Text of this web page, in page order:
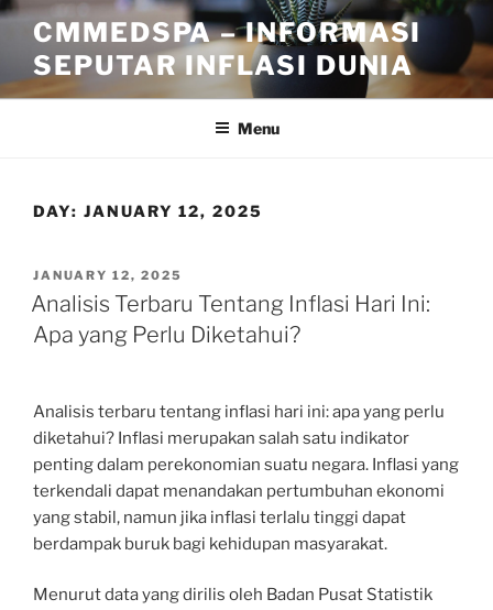
Skip
content
CMMEDSPA – INFORMASI
SEPUTAR INFLASI DUNIA
Menu
DAY: JANUARY 12, 2025
POSTED
ON
JANUARY 12, 2025
Analisis Terbaru Tentang Inflasi Hari Ini:
Apa yang Perlu Diketahui?
Analisis terbaru tentang inflasi hari ini: apa yang perlu
diketahui? Inflasi merupakan salah satu indikator
penting dalam perekonomian suatu negara. Inflasi yang
terkendali dapat menandakan pertumbuhan ekonomi
yang stabil, namun jika inflasi terlalu tinggi dapat
berdampak buruk bagi kehidupan masyarakat.
Menurut data yang dirilis oleh Badan Pusat Statistik